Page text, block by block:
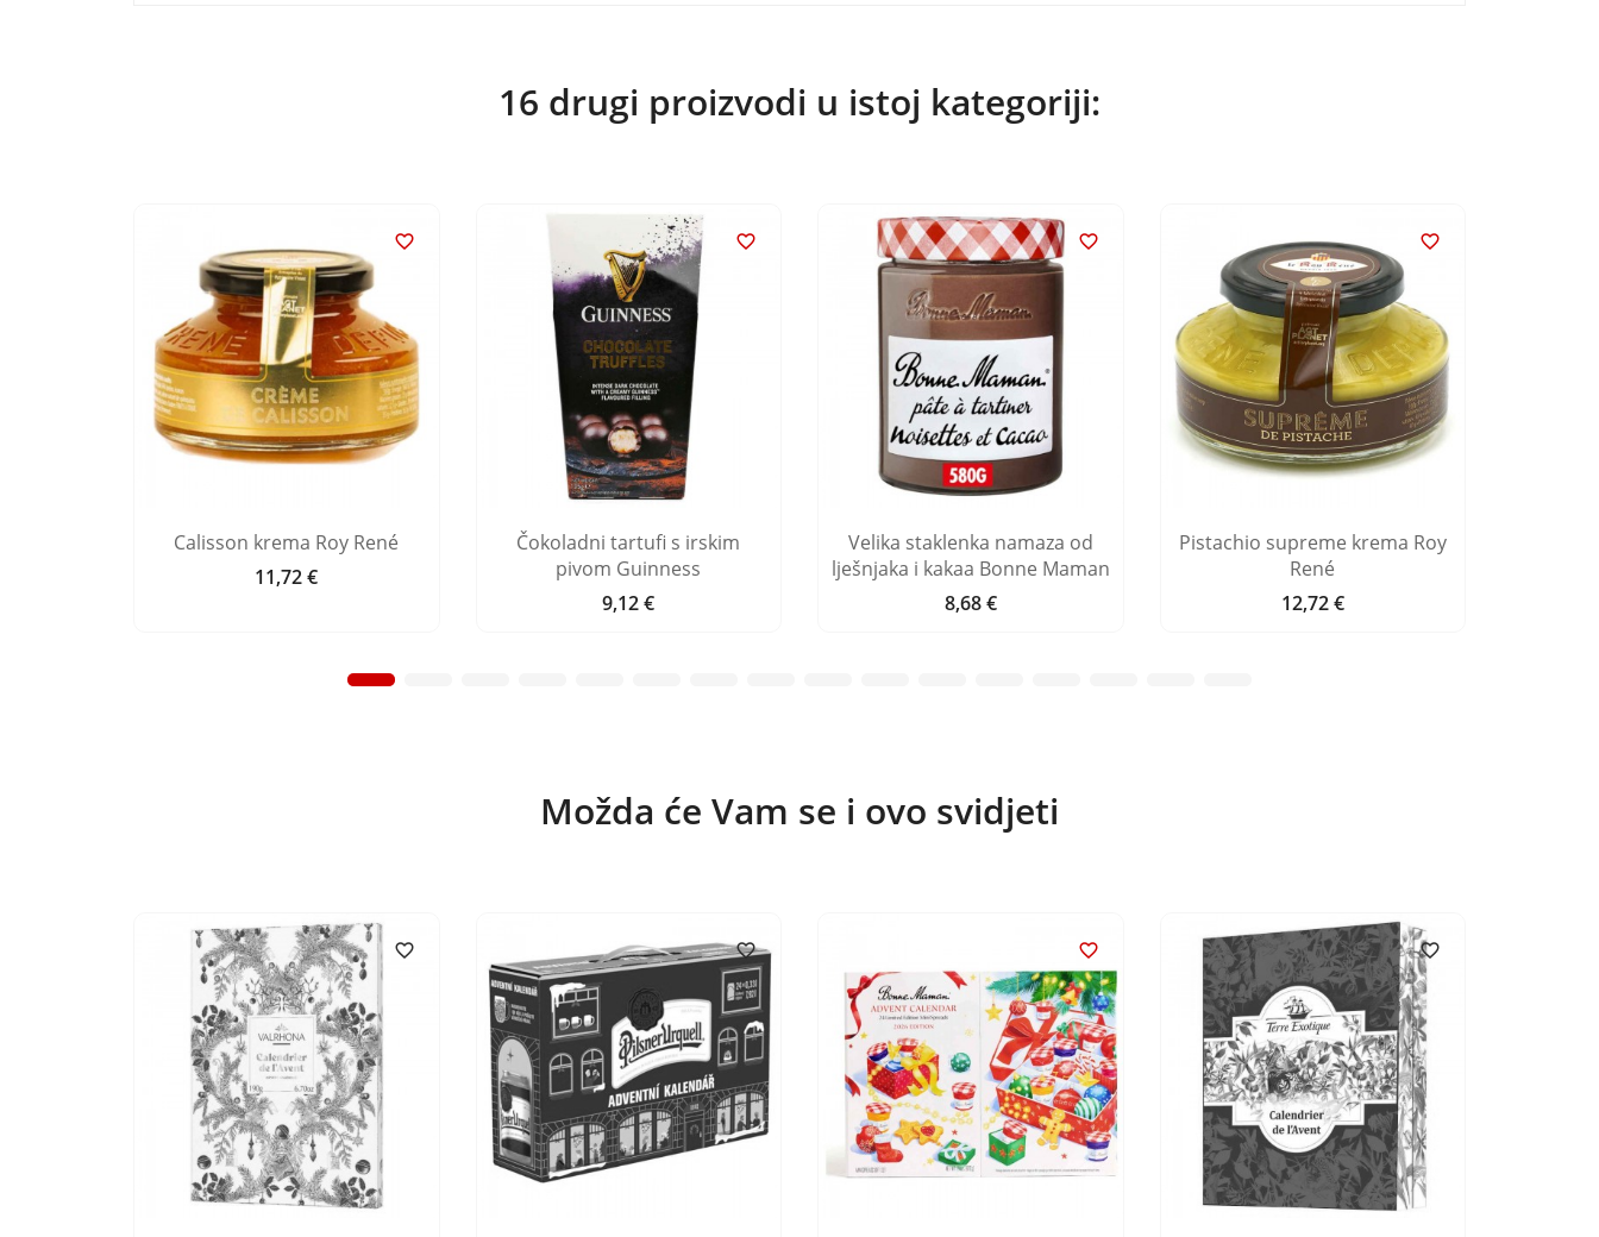
16 drugi proizvodi u istoj kategoriji:

Calisson krema Roy René
Cijena
11,72 €

Čokoladni tartufi s irskim
pivom Guinness
Cijena
9,12 €

Velika staklenka namaza od
lješnjaka i kakaa Bonne Maman
Cijena
8,68 €

Pistachio supreme krema Roy
René
Cijena
12,72 €
Možda će Vam se i ovo svidjeti
   